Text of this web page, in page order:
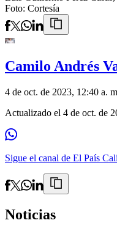
Foto: Cortesía
Camilo Andrés
4 de oct. de 2023, 12:40 a.
Actualizado el 4 de oct. de
Sigue el canal de El País
Noticias